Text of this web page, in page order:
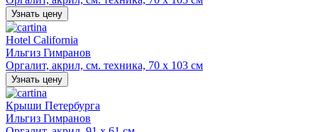
Узнать цену
Hotel California
Ильгиз Гимранов
Оргалит, акрил, см. техника, 70 х 103 см
Узнать цену
Крыши Петербурга
Ильгиз Гимранов